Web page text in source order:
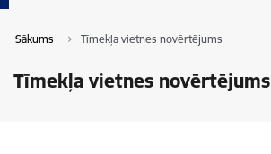
Sākums Tīmekļa vietnes novērtējums
Tīmekļa vietnes novērtējums